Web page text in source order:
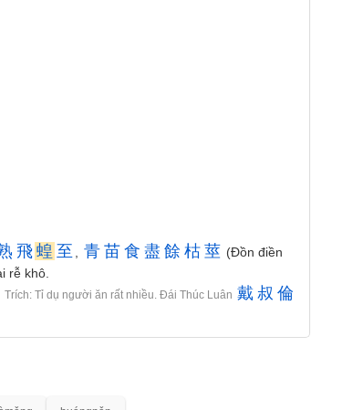
飛 蝗 至 青 苗 食 盡 餘 枯 莖 (Đồn điền
rễ khô.
Trích: Tỉ dụ người ăn rất nhiều. Đái Thúc Luân 戴 叔 倫